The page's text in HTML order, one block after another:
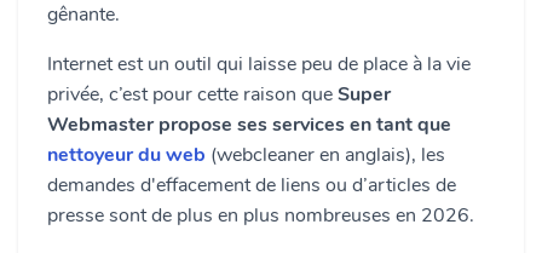
gênante.
Internet est un outil qui laisse peu de place à la vie
privée, c’est pour cette raison queSuper
Webmaster propose ses services en tant que
nettoyeur du web (webcleaner en anglais), les
demandes d'effacement de liens ou d’articles de
presse sont de plus en plus nombreuses en 2026.